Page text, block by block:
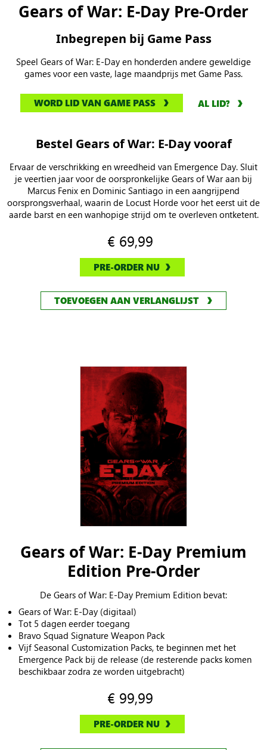
Gears of War: E-Day Pre-Order
Inbegrepen bij Game Pass
Speel Gears of War: E-Day en honderden andere geweldige
games voor een vaste, lage maandprijs met Game Pass.
WORD LID VAN GAME PASS AL LID?
Bestel Gears of War: E-Day vooraf
Ervaar de verschrikking en wreedheid van Emergence Day. Sluit
je veertien jaar voor de oorspronkelijke Gears of War aan bij
Marcus Fenix en Dominic Santiago in een aangrijpend
oorsprongsverhaal, waarin de Locust Horde voor het eerst uit de
aarde barst en een wanhopige strijd om te overleven ontketent.
€ 69,99
PRE-ORDER NU
TOEVOEGEN AAN VERLANGLIJST
Gears of War: E-Day Premium
Edition Pre-Order
De Gears of War: E-Day Premium Edition bevat:
Gears of War: E-Day (digitaal)
Tot 5 dagen eerder toegang
Bravo Squad Signature Weapon Pack
Vijf Seasonal Customization Packs, te beginnen met het
Emergence Pack bij de release (de resterende packs komen
beschikbaar zodra ze worden uitgebracht)
€ 99,99
PRE-ORDER NU